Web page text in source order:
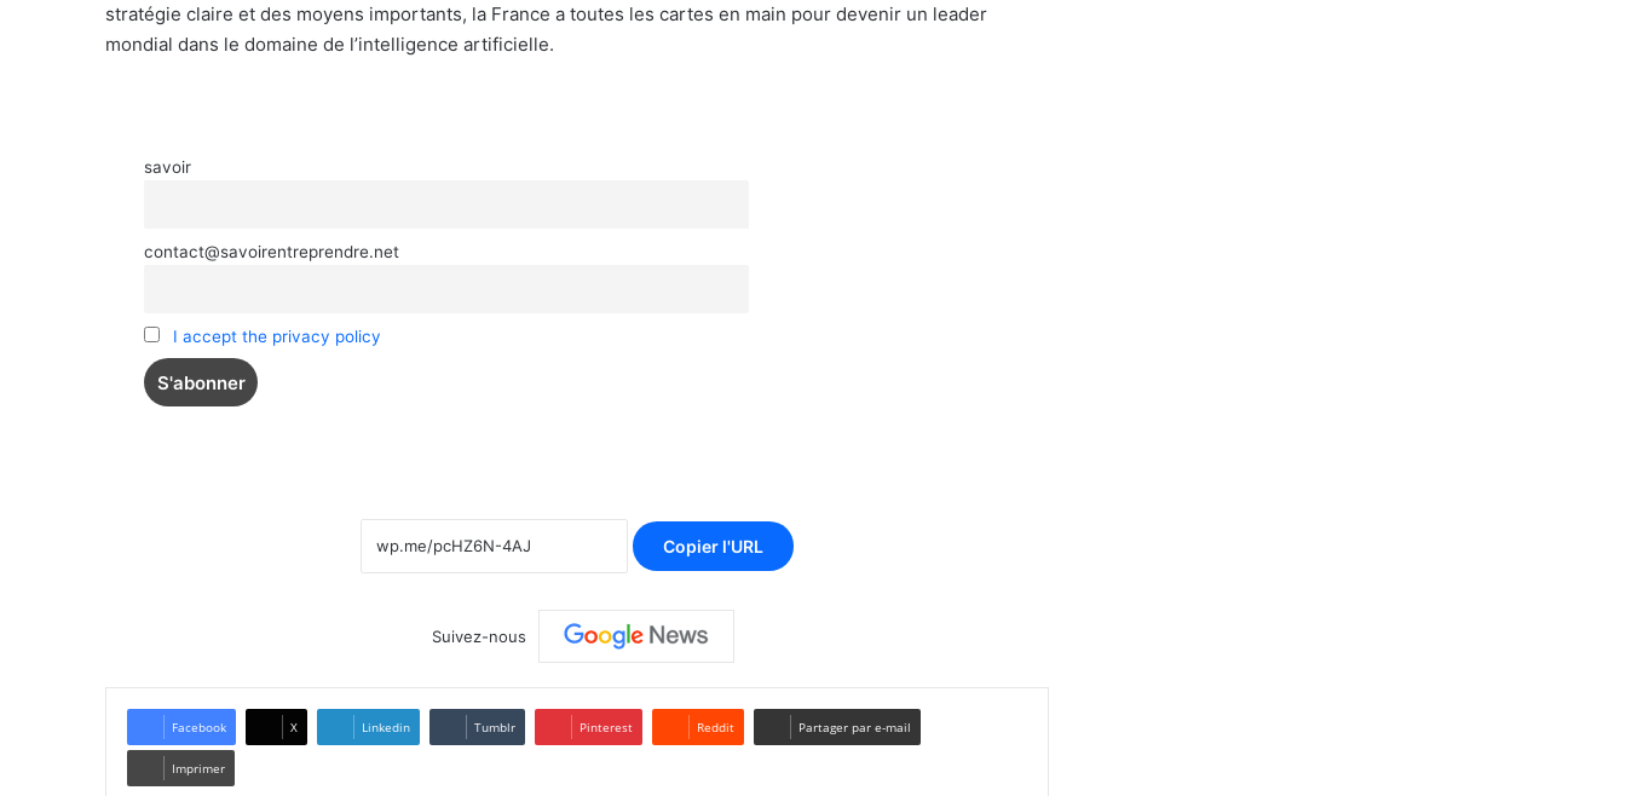
stratégie claire et des moyens importants, la France a toutes les cartes en main pour devenir un leader
mondial dans le domaine de l’intelligence artificielle.
savoir
contact@savoirentreprendre.net
I accept the privacy policy
Copier l'URL
Suivez-nous
Facebook X Linkedin Tumblr Pinterest Reddit Partager par e-mail
Imprimer